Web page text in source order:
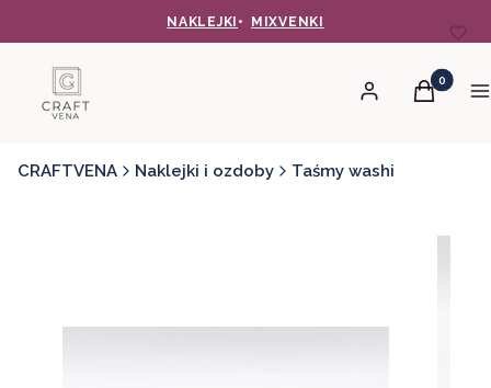
NAKLEJKI • MIXVENKI
Zaloguj sięProdukty
Koszyk
CRAFTVENA Naklejki i ozdoby Taśmy washi